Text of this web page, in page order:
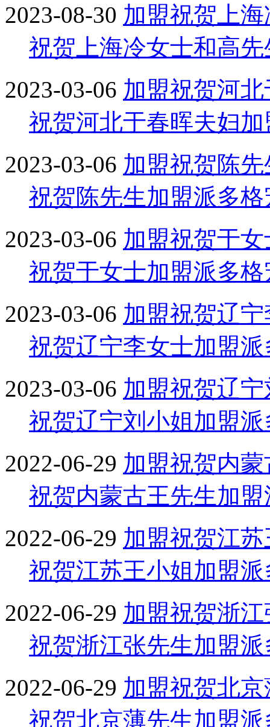
2023-08-30 加盟祝贺上
祝贺上海冷女士和高
2023-03-06 加盟祝贺河
祝贺河北于春晖夫妇
2023-03-06 加盟祝贺陈
祝贺陈先生加盟派多
2023-03-06 加盟祝贺于
祝贺于女士加盟派多
2023-03-06 加盟祝贺辽
祝贺辽宁李女士加盟
2023-03-06 加盟祝贺辽
祝贺辽宁刘小姐加盟
2022-06-29 加盟祝贺内
祝贺内蒙古王先生加
2022-06-29 加盟祝贺江
祝贺江苏王小姐加盟
2022-06-29 加盟祝贺浙
祝贺浙江张先生加盟
2022-06-29 加盟祝贺北
祝贺北京薄先生加盟